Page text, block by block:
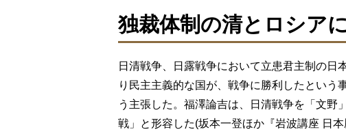
独裁体制の清とロシア
日清戦争、日露戦争において立患君主制の日
り民主主義的な国が、戦争に勝利したという
う主張した。福澤論吉は、日清戦争を「文野
戦」と形容した(坂本一登ほか『岩波講座 日